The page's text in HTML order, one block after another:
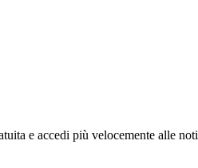
e accedi più velocemente alle